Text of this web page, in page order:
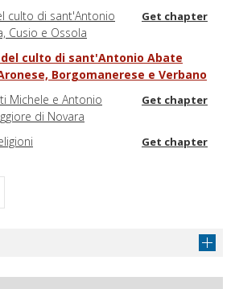
culto di sant'Antonio
Cusio e Ossola
Get chapter
culto di sant'Antonio Abate
Borgomanerese e Verbano
Michele e Antonio
di Novara
Get chapter
Get chapter